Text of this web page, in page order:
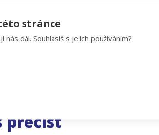
přečíst
stránce
dál. Souhlasíš s jejich používáním?